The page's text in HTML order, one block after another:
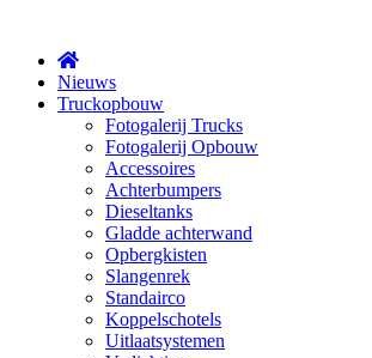
Nieuws
Truckopbouw
Fotogalerij Trucks
Fotogalerij Opbouw
Accessoires
Achterbumpers
Dieseltanks
Gladde achterwand
Opbergkisten
Slangenrek
Standairco
Koppelschotels
Uitlaatsystemen